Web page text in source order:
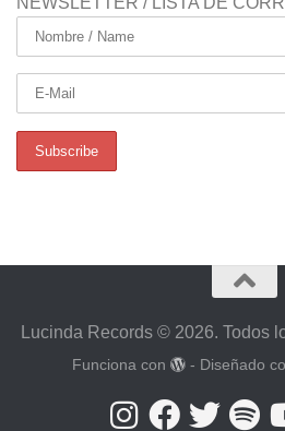
Lucinda Records © 2026. Todos
Funciona con - Diseñado